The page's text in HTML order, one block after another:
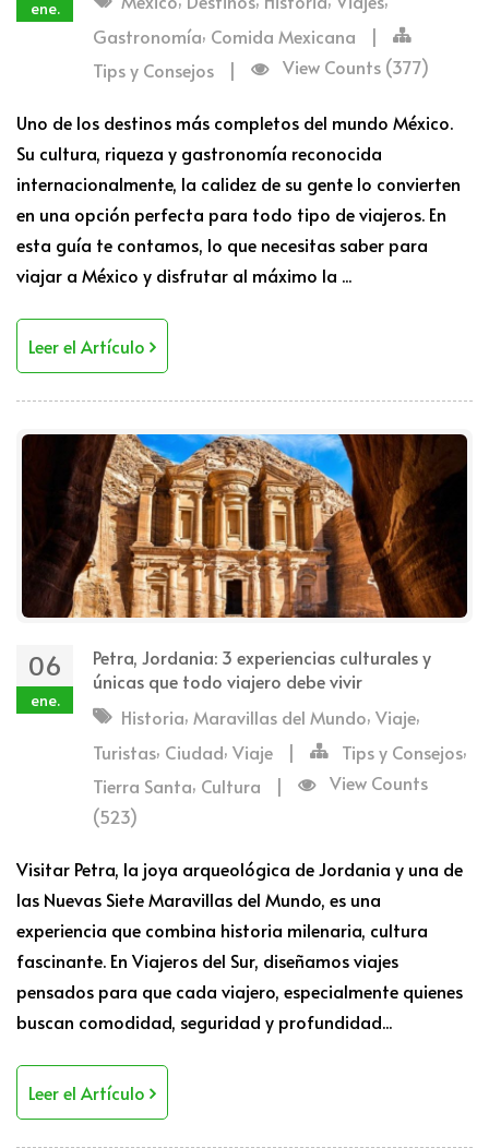
ene.
Gastronomía, Comida Mexicana
|
Tips y Consejos
| View Counts (377)
Uno de los destinos más completos del mundo México.
Su cultura, riqueza y gastronomía reconocida
internacionalmente, la calidez de su gente lo convierten
en una opción perfecta para todo tipo de viajeros. En
esta guía te contamos, lo que necesitas saber para
viajar a México y disfrutar al máximo la ...
Leer el Artículo
06
ene.
Petra, Jordania: 3 experiencias culturales y
únicas que todo viajero debe vivir
Historia, Maravillas del Mundo, Viaje,
Turistas, Ciudad, Viaje | Tips y Consejos,
Tierra Santa, Cultura |
View Counts
(523)
Visitar Petra, la joya arqueológica de Jordania y una de
las Nuevas Siete Maravillas del Mundo, es una
experiencia que combina historia milenaria, cultura
fascinante. En Viajeros del Sur, diseñamos viajes
pensados para que cada viajero, especialmente quienes
buscan comodidad, seguridad y profundidad...
Leer el Artículo